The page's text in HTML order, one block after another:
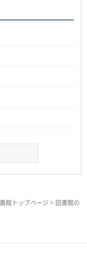
館トップページ > 図書館の